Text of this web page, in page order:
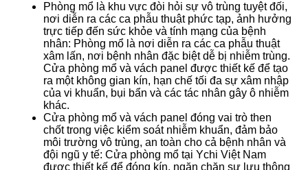
Phòng mổ là khu vực đòi hỏi sự vô trùng tuyệt đối,
nơi diễn ra các ca phẫu thuật phức tạp, ảnh hưởng
trực tiếp đến sức khỏe và tính mạng của bệnh
nhân: Phòng mổ là nơi diễn ra các ca phẫu thuật
xâm lấn, nơi bệnh nhân đặc biệt dễ bị nhiễm trùng.
Cửa phòng mổ và vách panel được thiết kế để tạo
ra một không gian kín, hạn chế tối đa sự xâm nhập
của vi khuẩn, bụi bẩn và các tác nhân gây ô nhiễm
khác.
Cửa phòng mổ và vách panel đóng vai trò then
chốt trong việc kiểm soát nhiễm khuẩn, đảm bảo
môi trường vô trùng, an toàn cho cả bệnh nhân và
đội ngũ y tế: Cửa phòng mổ tại Ychi Việt Nam
được thiết kế để đóng kín, ngăn chặn sự lưu thông